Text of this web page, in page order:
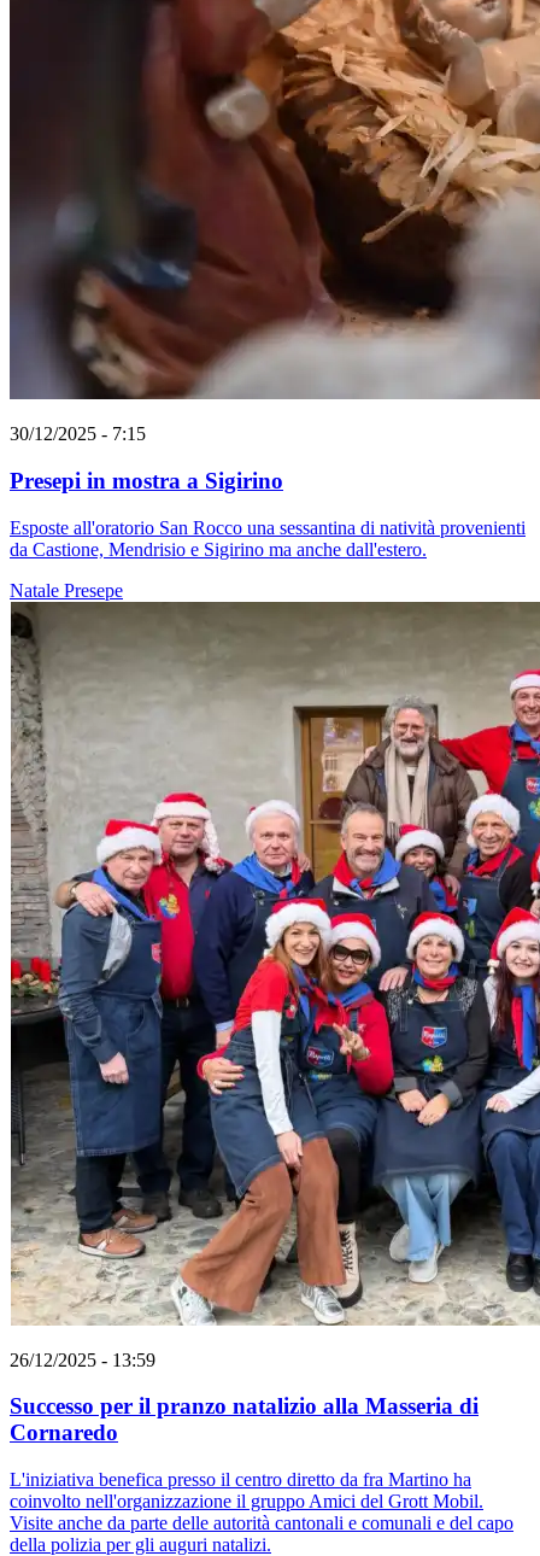
30/12/2025 - 7:15
Presepi in mostra a Sigirino
Esposte all'oratorio San Rocco una sessantina di natività provenienti
da Castione, Mendrisio e Sigirino ma anche dall'estero.
Natale Presepe
26/12/2025 - 13:59
Successo per il pranzo natalizio alla Masseria di
Cornaredo
L'iniziativa benefica presso il centro diretto da fra Martino ha
coinvolto nell'organizzazione il gruppo Amici del Grott Mobil.
Visite anche da parte delle autorità cantonali e comunali e del capo
della polizia per gli auguri natalizi.